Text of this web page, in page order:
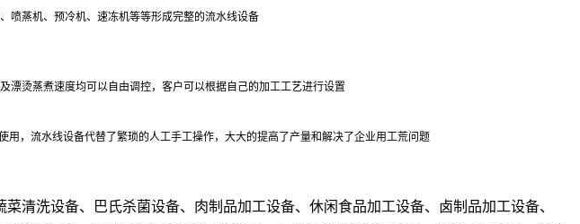
喷蒸机、预冷机、速冻机等等形成完整的流水线设备
漂烫蒸煮速度均可以自由调控，客户可以根据自己的加工工艺进行设置
，流水线设备代替了繁琐的人工手工操作，大大的提高了产量和解决了企业用工荒问题
清洗设备、巴氏杀菌设备、肉制品加工设备、休闲食品加工设备、卤制品加工设备、